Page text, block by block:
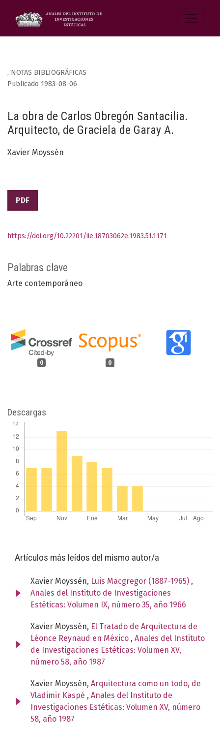
, NOTAS BIBLIOGRÁFICAS
La obra de Carlos Obregón Santacilia.
Arquitecto, de Graciela de Garay A.
Publicado 1983-08-06
Xavier Moyssén
PDF
Palabras clave
Arte contemporáneo
0 0
https://doi.org/10.22201/iie.18703062e.1983.51.1171
Descargas
Artículos más leídos del mismo autor/a
Xavier Moyssén, Luis Macgregor (1887-1965) ,
Anales del Instituto de Investigaciones
Estéticas: Volumen IX, número 35, año 1966
Xavier Moyssén, El Tratado de Arquitectura de
Léonce Reynaud en México , Anales del Instituto
de Investigaciones Estéticas: Volumen XV,
número 58, año 1987
Xavier Moyssén, Arquitectura como un todo, de
Vladimir Kaspé , Anales del Instituto de
Investigaciones Estéticas: Volumen XV, número
58, año 1987